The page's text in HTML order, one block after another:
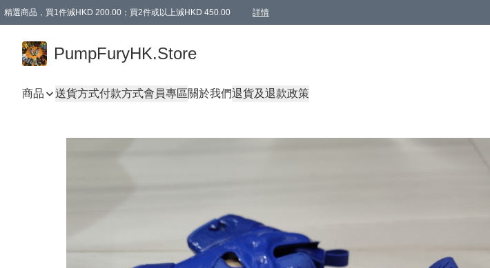
精選商品，買1件減HKD 200.00；買2件或以上減HKD 450.00 詳情
PumpFuryHK.Store
商品 送貨方式付款方式會員專區關於我們退貨及退款政策